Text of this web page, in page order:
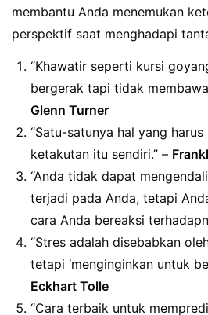
membantu Anda menemukan
perspektif saat menghadapi
“Khawatir seperti kursi
bergerak tapi tidak
Glenn Turner
“Satu-satunya hal yang
ketakutan itu sendiri.” –
“Anda tidak dapat
terjadi pada Anda, tetapi
cara Anda bereaksi
“Stres adalah disebabkan
tetapi ‘menginginkan untuk
Eckhart Tolle
“Cara terbaik untuk